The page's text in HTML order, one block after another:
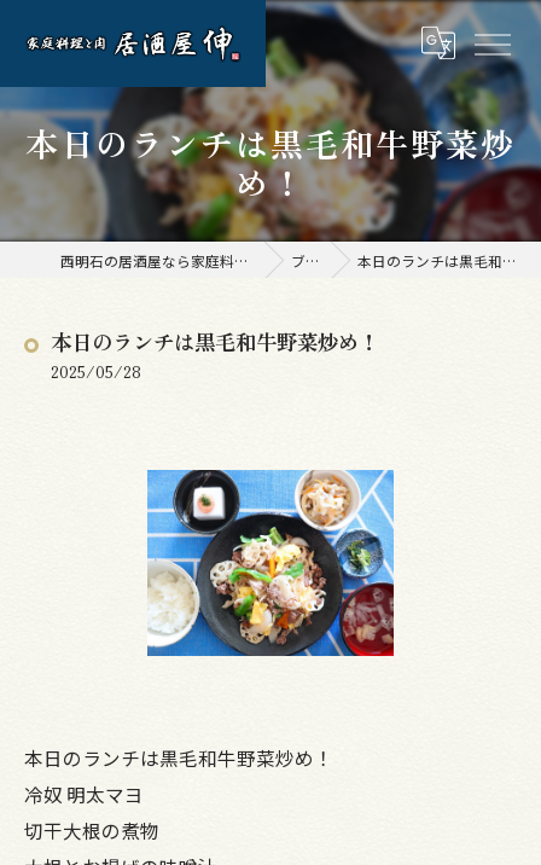
本日のランチは黒毛和牛野菜炒
め！
西明石の居酒屋なら家庭料理と肉 居酒屋 伸 ブログ 本日のランチは黒毛和牛野菜炒め！
本日のランチは黒毛和牛野菜炒め！
2025/05/28
本日のランチは黒毛和牛野菜炒め！
冷奴 明太マヨ
切干大根の煮物